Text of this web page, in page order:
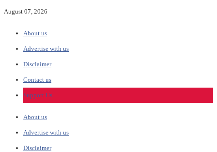
August 07, 2026
About us
Advertise with us
Disclaimer
Contact us
Support Us
About us
Advertise with us
Disclaimer